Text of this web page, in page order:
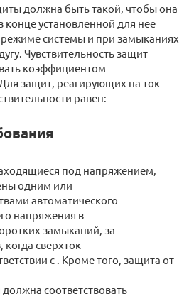
должна быть такой, чтобы она
конце установленной для нее
системы и при замыканиях
Чувствительность защит
коэффициентом
защит, реагирующих на ток
равен:
под напряжением,
одним или
автоматического
напряжения в
замыканий, за
сверхток
с . Кроме того, защита от
соответствовать